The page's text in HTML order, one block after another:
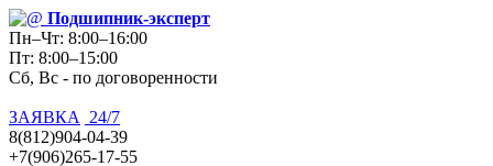
Подшипник-эксперт
Пн–Чт: 8:00–16:00
Пт: 8:00–15:00
Сб, Вс - по договоренности
ЗАЯВКА
24/7
8(812)904-04-39
+7(906)265-17-55